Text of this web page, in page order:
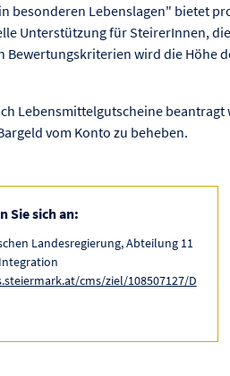
besonderen Lebenslagen" bietet
Unterstützung für SteirerInnen,
Bewertungskriterien wird die Höhe
Lebensmittelgutscheine beantragt
vom Konto zu beheben.
Sie sich an:
Landesregierung, Abteilung 11
cms/ziel/108507127/D